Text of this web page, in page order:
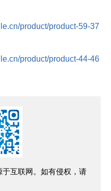
product/product-59-37
product/product-44-46
互联网。如有侵权，请